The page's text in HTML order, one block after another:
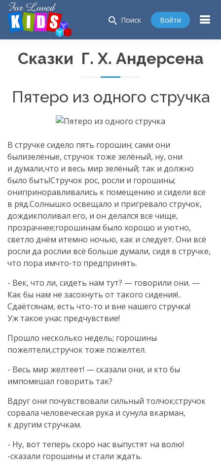
search Поиск Войти
Сказки Г. Х. Андерсена
Пятеро из одного стручка
В стручке сидело пять горошин; сами они
былизелёные, стручок тоже зелёный, ну, они
и думали,что и весь мир зелёный; так и должно
было быть!Стручок рос, росли и горошины;
ониприноравливались к помещению и сидели все
в ряд.Солнышко освещало и пригревало стручок,
дождикполивал его, и он делался все чище,
прозрачнее;горошинам было хорошо и уютно,
светло днём итемно ночью, как и следует. Они всё
росли да рослии всё больше думали, сидя в стручке,
что пора имчто-то предпринять.
- Век, что ли, сидеть нам тут? — говорили они. —
Как бы нам не засохнуть от такого сидения!..
Сдаётсянам, есть что-то и вне нашего стручка!
Уж такое унас предчувствие!
Прошло несколько недель; горошины
пожелтели,стручок тоже пожелтел.
- Весь мир желтеет! — сказали они, и кто бы
импомешал говорить так?
Вдруг они почувствовали сильный толчок;стручок
сорвала человеческая рука и сунула вкарман,
к другим стручкам.
- Ну, вот теперь скоро нас выпустят на волю!
-сказали горошины и стали ждать.